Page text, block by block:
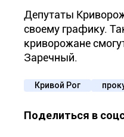
Депутаты
своему графику.
криворожане
Заречный.
Кривой Рог
Поделиться в